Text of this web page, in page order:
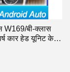
W169/बी-क्लास
कार हेड यूनिट के